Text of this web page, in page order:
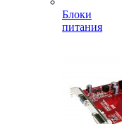
Блоки
питания